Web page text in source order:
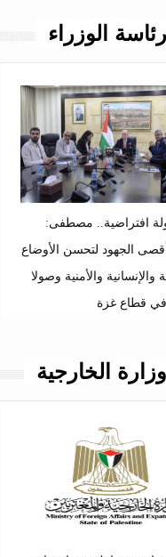
رئاسة الوزراء
افتراضية.. مصطفى:
الجهود لتحسن الأوضاع
والإنسانية والأمنية وصولا
في قطاع غزة
وزارة الخارجية